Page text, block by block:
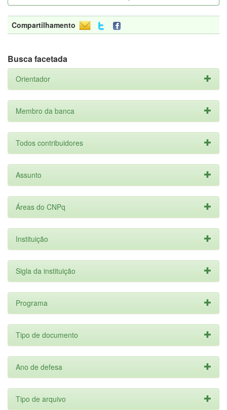
Compartilhamento
Busca facetada
Orientador
Membro da banca
Todos contribuidores
Assunto
Áreas do CNPq
Instituição
Sigla da instituição
Programa
Tipo de documento
Ano de defesa
Tipo de arquivo